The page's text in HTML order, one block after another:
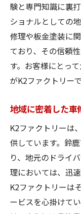
験と専門知識に裏
ショナルとしての
修理や板金塗装に
ており、その信頼
す。お客様にとっ
がK2ファクトリーで
地域に密着した車
K2ファクトリーは
供しています。鈴
り、地元のドライ
理においては、迅
K2ファクトリーは
ービスを心掛けて